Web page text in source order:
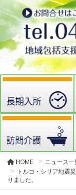
HOME
ニュース一
トルコ・シリア地震
りました。